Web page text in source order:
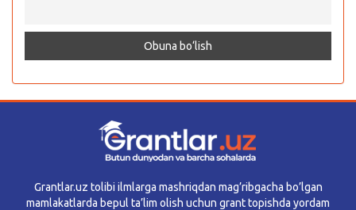
Grantlar.uz tolibi ilmlarga mashriqdan mag’ribgacha bo’lgan
mamlakatlarda bepul ta’lim olish uchun grant topishda yordam